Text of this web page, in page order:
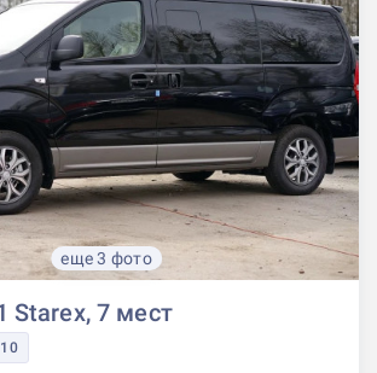
еще 3 фото
Starex, 7 мест
10